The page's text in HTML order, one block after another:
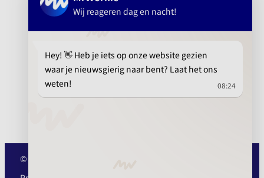
info@mrwork.nl
© MrWork 2025